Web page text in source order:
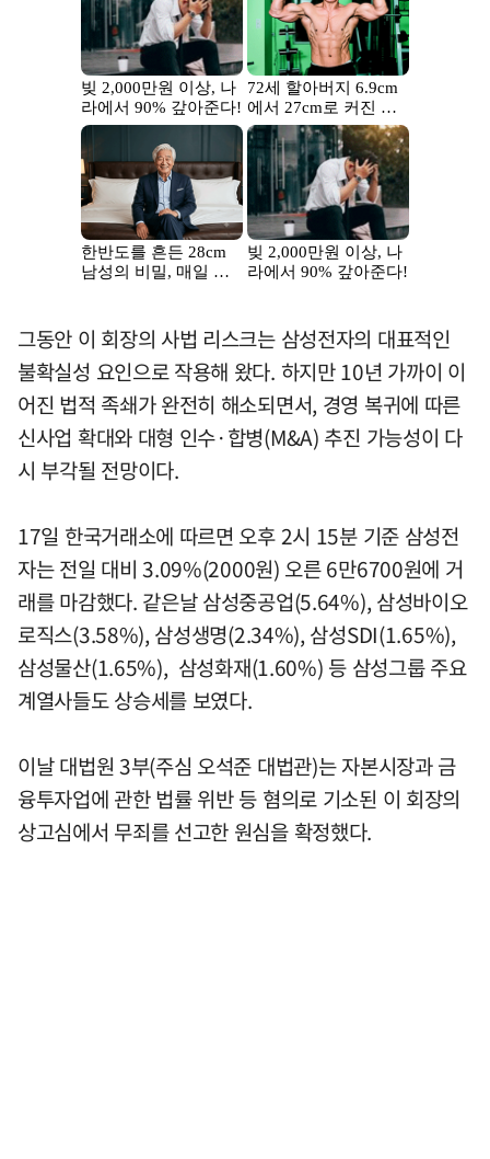
그동안 이 회장의 사법 리스크는 삼성전자의 대표적인
불확실성 요인으로 작용해 왔다. 하지만 10년 가까이 이
어진 법적 족쇄가 완전히 해소되면서, 경영 복귀에 따른
신사업 확대와 대형 인수·합병(M&A) 추진 가능성이 다
시 부각될 전망이다.
17일 한국거래소에 따르면 오후 2시 15분 기준 삼성전
자는 전일 대비 3.09%(2000원) 오른 6만6700원에 거
래를 마감했다. 같은날 삼성중공업(5.64%), 삼성바이오
로직스(3.58%), 삼성생명(2.34%), 삼성SDI(1.65%),
삼성물산(1.65%), 삼성화재(1.60%) 등 삼성그룹 주요
계열사들도 상승세를 보였다.
이날 대법원 3부(주심 오석준 대법관)는 자본시장과 금
융투자업에 관한 법률 위반 등 혐의로 기소된 이 회장의
상고심에서 무죄를 선고한 원심을 확정했다.